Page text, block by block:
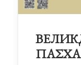
ΠΑΣΧΑ